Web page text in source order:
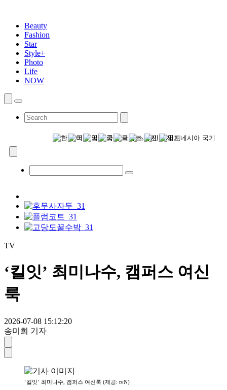
Beauty
Fashion
Star
Style+
Photo
Life
NOW
TV
‘킬잇’ 최미나수, 캠퍼스 여신
룩
2026-07-08 15:12:20
송미희 기자
‘킬잇’ 최미나수, 캠퍼스 여신룩 (제공: tvN)